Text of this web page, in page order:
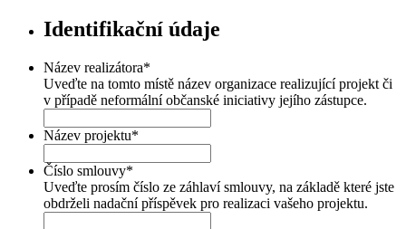
Identifikační údaje
Název realizátora*
Uveďte na tomto místě název organizace realizující projekt či
v případě neformální občanské iniciativy jejího zástupce.
Název projektu*
Číslo smlouvy*
Uveďte prosím číslo ze záhlaví smlouvy, na základě které jste
obdrželi nadační příspěvek pro realizaci vašeho projektu.